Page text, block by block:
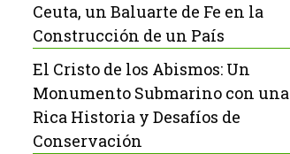
Ceuta, un Baluarte de Fe en la
Construcción de un País
El Cristo de los Abismos: Un
Monumento Submarino con una
Rica Historia y Desafíos de
Conservación